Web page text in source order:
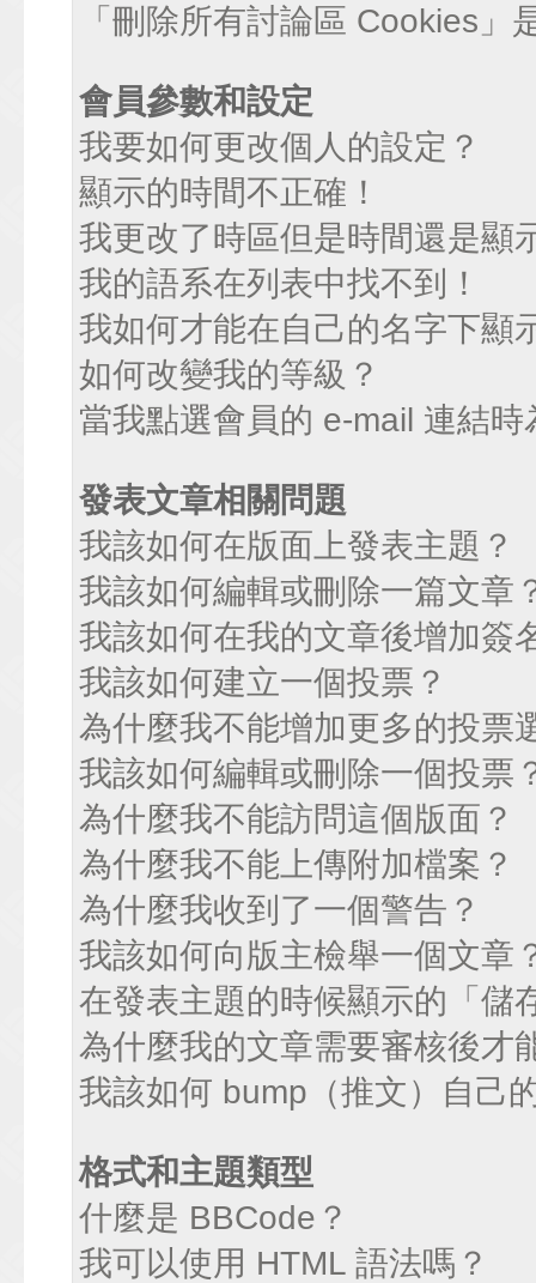
「刪除所有討論區 Cookies」
會員參數和設定
我要如何更改個人的設定？
顯示的時間不正確！
我更改了時區但是時間還是顯
我的語系在列表中找不到！
我如何才能在自己的名字下顯
如何改變我的等級？
當我點選會員的 e-mail 連結
發表文章相關問題
我該如何在版面上發表主題？
我該如何編輯或刪除一篇文章
我該如何在我的文章後增加簽
我該如何建立一個投票？
為什麼我不能增加更多的投票
我該如何編輯或刪除一個投票
為什麼我不能訪問這個版面？
為什麼我不能上傳附加檔案？
為什麼我收到了一個警告？
我該如何向版主檢舉一個文章
在發表主題的時候顯示的「儲
為什麼我的文章需要審核後才
我該如何 bump（推文）自己
格式和主題類型
什麼是 BBCode？
我可以使用 HTML 語法嗎？